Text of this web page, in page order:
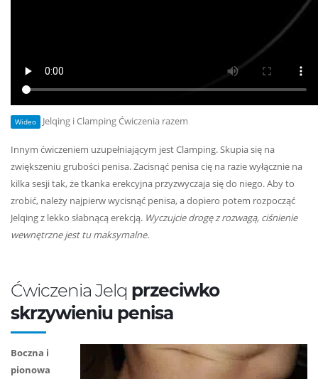
Wideo Jelqing i Clamping Ćwiczenia razem
Innym ćwiczeniem uzupełniającym jest Clamping. Skupia się na
zwiększeniu grubości penisa. Zacisnąć penisa cię na razie wyłącznie na
kilka sesji tak, że tkanka erekcyjna przyzwyczaja się do niego. Aby to
zrobić, należy najpierw wycisnąć penisa, a dopiero potem rozpocząć
Jelqing z lekko słabnącą erekcją. Wyczujcie drogę z rozwagą, ciśnienie
wewnętrzne jest tu maksymalne.
Ćwiczenia Jelq przeciwko
skrzywieniu penisa
Boczna i
pionowa